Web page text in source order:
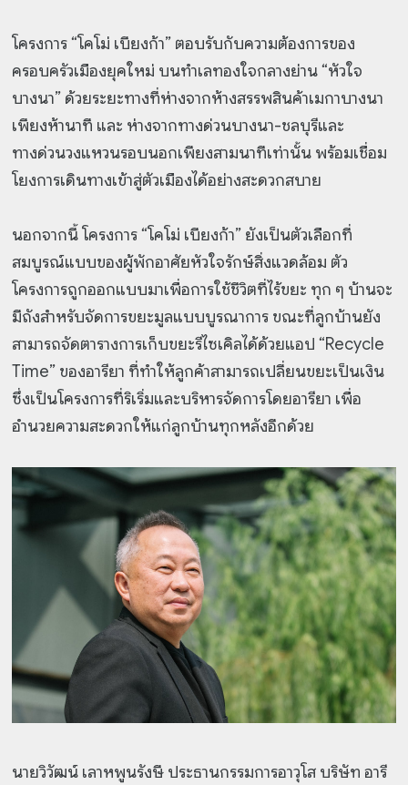
โครงการ “โคโม่ เบียงก้า” ตอบรับกับความต้องการของ
ครอบครัวเมืองยุคใหม่ บนทำเลทองใจกลางย่าน “หัวใจ
บางนา” ด้วยระยะทางที่ห่างจากห้างสรรพสินค้าเมกาบางนา
เพียงห้านาที และ ห่างจากทางด่วนบางนา-ชลบุรีและ
ทางด่วนวงแหวนรอบนอกเพียงสามนาทีเท่านั้น พร้อมเชื่อม
โยงการเดินทางเข้าสู่ตัวเมืองได้อย่างสะดวกสบาย
นอกจากนี้ โครงการ “โคโม่ เบียงก้า” ยังเป็นตัวเลือกที่
สมบูรณ์แบบของผู้พักอาศัยหัวใจรักษ์สิ่งแวดล้อม ตัว
โครงการถูกออกแบบมาเพื่อการใช้ชีวิตที่ไร้ขยะ ทุก ๆ บ้านจะ
มีถังสำหรับจัดการขยะมูลแบบบูรณาการ ขณะที่ลูกบ้านยัง
สามารถจัดตารางการเก็บขยะรีไซเคิลได้ด้วยแอป “Recycle
Time” ของอารียา ที่ทำให้ลูกค้าสามารถเปลี่ยนขยะเป็นเงิน
ซึ่งเป็นโครงการที่ริเริ่มและบริหารจัดการโดยอารียา เพื่อ
อำนวยความสะดวกให้แก่ลูกบ้านทุกหลังอีกด้วย
นายวิวัฒน์ เลาหพูนรังษี ประธานกรรมการอาวุโส บริษัท อารี